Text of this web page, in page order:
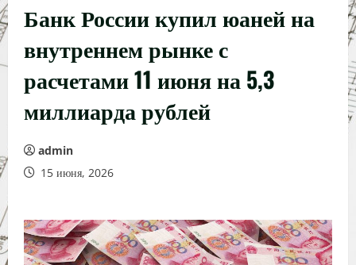
Банк России купил юаней на
внутреннем рынке с
расчетами 11 июня на 5,3
миллиарда рублей
admin
15 июня, 2026